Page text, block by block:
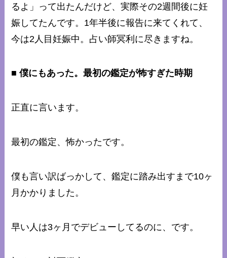
るよ」って出たんだけど、実際その2週間後に妊
娠してたんです。1年半後に報告に来てくれて、
今は2人目妊娠中。占い師冥利に尽きますね。
■ 僕にもあった。最初の鑑定が怖すぎた時期
正直に言います。
最初の鑑定、怖かったです。
僕も言い訳ばっかして、鑑定に踏み出すまで10ヶ
月かかりました。
早い人は3ヶ月でデビューしてるのに、です。